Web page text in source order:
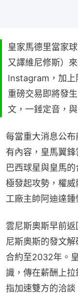
皇家馬德里當家
又譯維尼修斯）
Instagram，加上
重磅交易即將發
文，一錘定音，
每當重大消息公
有內容，皇馬翼
巴西球星與皇馬
極發起攻勢，權
工廠主帥阿迪達鍾
雲尼斯奧斯早前
尼斯奧斯的發文
合約至2032年。
識，傳在薪酬上
指加速雙方的洽談